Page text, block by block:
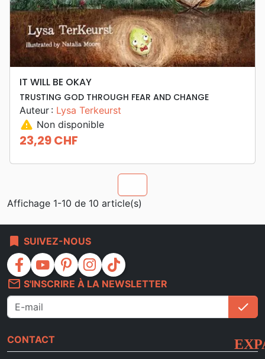
IT WILL BE OKAY
TRUSTING GOD THROUGH FEAR AND CHANGE
Auteur : Lysa Terkeurst
warning Non disponible
Prix
23,29 CHF
Affichage 1-10 de 10 article(s)
bookmark SUIVEZ-NOUS
facebook youtube pinterest instagram
tiktok
mail_outline S'INSCRIRE À LA NEWSLETTER
check
CONTACT